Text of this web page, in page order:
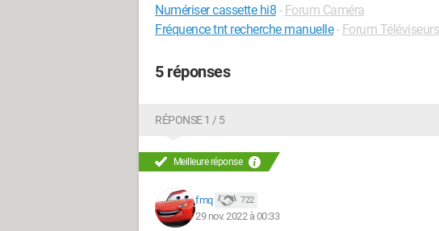
Numériser cassette hi8 - Forum Caméra
Fréquence tnt recherche manuelle - Forum Téléviseurs
5 réponses
RÉPONSE 1 / 5
Meilleure réponse
fmq 722
29 nov. 2022 à 00:33